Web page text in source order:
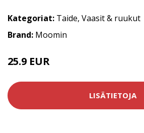
Kategoriat: Taide, Vaasit & ruukut
Brand: Moomin
25.9 EUR
LISÄTIETOJA